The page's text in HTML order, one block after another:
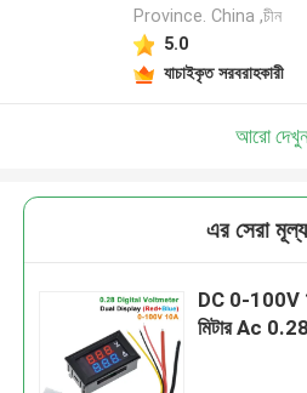
একটি বার্তা
Province. China ,চীন
5.0
যাচাইকৃত সরবরাহকারী
আরো
এর সেরা
DC 0-100V
মিটার Ac